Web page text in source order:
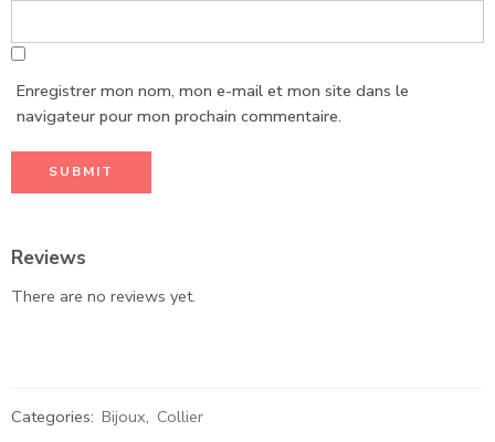
Enregistrer mon nom, mon e-mail et mon site dans le
navigateur pour mon prochain commentaire.
Reviews
There are no reviews yet.
Categories: Bijoux, Collier